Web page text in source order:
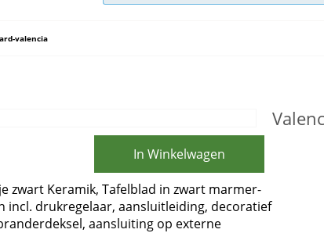
valencia
In Winkelwagen
zwart Keramik, Tafelblad in zwart marmer-
incl. drukregelaar, aansluitleiding, decoratief
aansluiting op externe